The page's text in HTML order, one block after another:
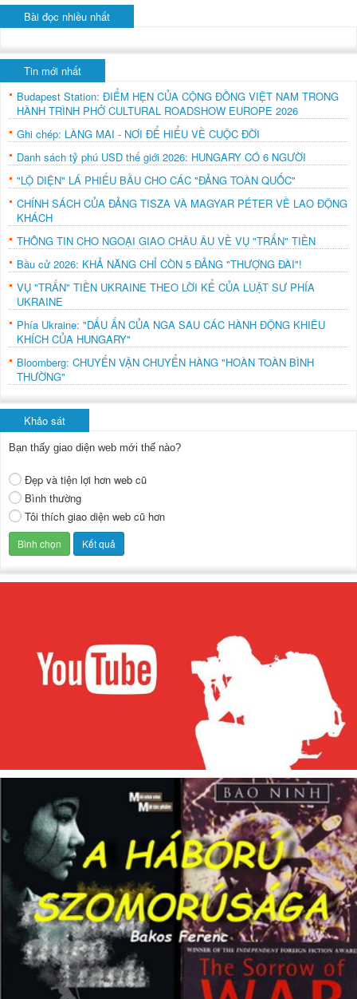
Bài đọc nhiều nhất
Tin mới nhất
Budapest Station: ĐIỂM HẸN CỦA CỘNG ĐỒNG VIỆT NAM TRONG
HÀNH TRÌNH PHỞ CULTURAL ROADSHOW EUROPE 2026
Ghi chép: LÀNG MAI - NƠI ĐỂ HIỂU VỀ CUỘC ĐỜI
Danh sách tỷ phú USD thế giới 2026: HUNGARY CÓ 6 NGƯỜI
"LỘ DIỆN" LÁ PHIẾU BẦU CHO CÁC "ĐẢNG TOÀN QUỐC"
CHÍNH SÁCH CỦA ĐẢNG TISZA VÀ MAGYAR PÉTER VỀ LAO ĐỘNG
KHÁCH
THÔNG TIN CHO NGOẠI GIAO CHÂU ÂU VỀ VỤ "TRẤN" TIỀN
Bầu cử 2026: KHẢ NĂNG CHỈ CÒN 5 ĐẢNG "THƯỢNG ĐÀI"!
VỤ "TRẤN" TIỀN UKRAINE THEO LỜI KỂ CỦA LUẬT SƯ PHÍA
UKRAINE
Phía Ukraine: "DẤU ẤN CỦA NGA SAU CÁC HÀNH ĐỘNG KHIÊU
KHÍCH CỦA HUNGARY"
Bloomberg: CHUYẾN VẬN CHUYỂN HÀNG "HOÀN TOÀN BÌNH
THƯỜNG"
Khảo sát
Bạn thấy giao diện web mới thế nào?
Đẹp và tiện lợi hơn web cũ
Bình thường
Tôi thích giao diện web cũ hơn